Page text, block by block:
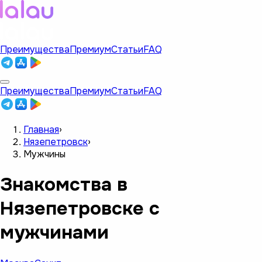
ПреимуществаПремиумСтатьиFAQ
ПреимуществаПремиумСтатьиFAQ
Главная›
Нязепетровск›
Мужчины
Знакомства в
Нязепетровске с
мужчинами